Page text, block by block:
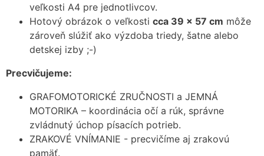
veľkosti A4 pre jednotlivcov.
Hotový obrázok o veľkosti cca 39 x 57 cm môže
zároveň slúžiť ako výzdoba triedy, šatne alebo
detskej izby ;-)
Precvičujeme:
GRAFOMOTORICKÉ ZRUČNOSTI a JEMNÁ
MOTORIKA – koordinácia očí a rúk, správne
zvládnutý úchop písacích potrieb.
ZRAKOVÉ VNÍMANIE - precvičíme aj zrakovú
pamäť.